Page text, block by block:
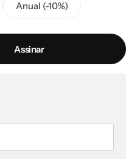
Anual (-10%)
Assinar